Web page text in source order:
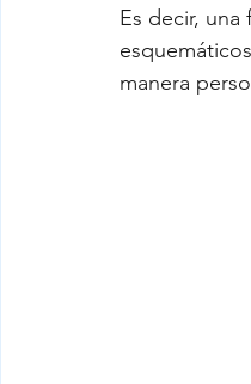
Es decir,
manera